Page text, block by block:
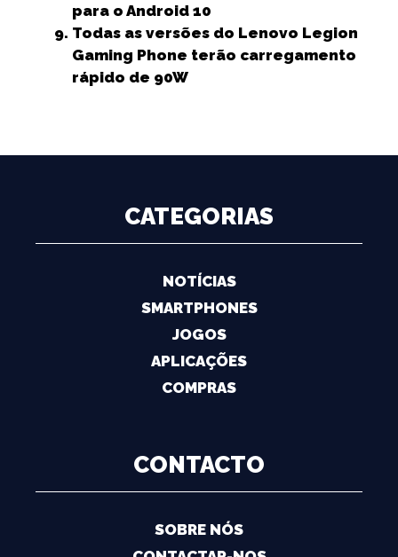
para o Android 10
Todas as versões do Lenovo Legion
Gaming Phone terão carregamento
rápido de 90W
CATEGORIAS
NOTÍCIAS
SMARTPHONES
JOGOS
APLICAÇÕES
COMPRAS
CONTACTO
SOBRE NÓS